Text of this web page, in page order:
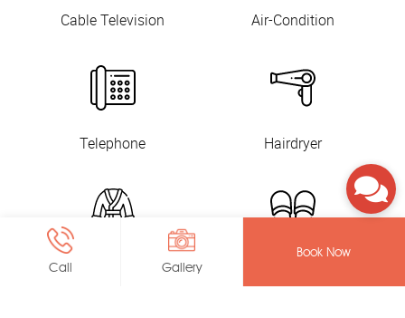
Call Gallery
Book Now
Cable Television Air-Condition
Telephone Hairdryer